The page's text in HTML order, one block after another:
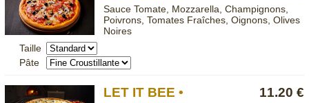
Sauce Tomate, Mozzarella, Champignons,
Poivrons, Tomates Fraîches, Oignons, Olives
Noires
Taille
Pâte
11.20 €
LET IT BEE •